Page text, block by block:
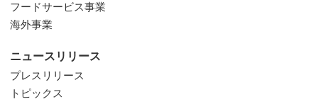
フードサービス事業
海外事業
ニュースリリース
プレスリリース
トピックス